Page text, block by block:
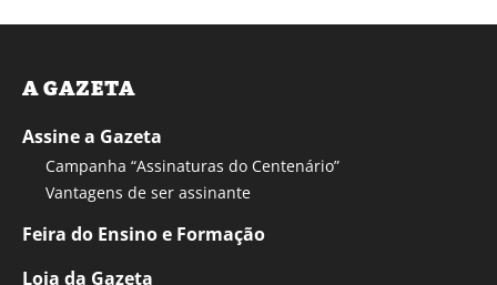
A GAZETA
Assine a Gazeta
Campanha “Assinaturas do Centenário”
Vantagens de ser assinante
Feira do Ensino e Formação
Loja da Gazeta